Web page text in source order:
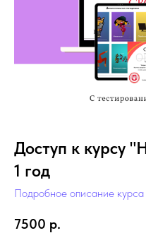
Доступ к курсу
1 год
Подробное описание курса
7500 р.